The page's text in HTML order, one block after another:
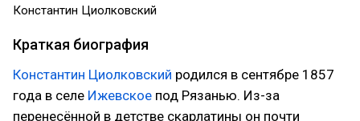
​Константин Циолковский
Краткая биография
Константин Циолковский родился в сентябре 1857
года в селе Ижевское под Рязанью. Из-за
перенесённой в детстве скарлатины он почти